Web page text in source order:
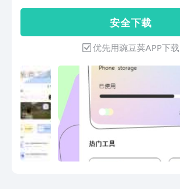
不一样的精彩。
安 全 下 载
优先用豌豆荚APP下载